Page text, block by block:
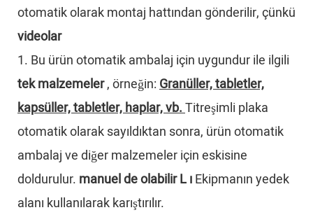
otomatik olarak montaj hattından gönderilir, çünkü
videolar
1. Bu ürün otomatik ambalaj için uygundurile ilgili
tek malzemeler, örneğin:Granüller, tabletler,
kapsüller, tabletler, haplar, vb.Titreşimli plaka
otomatik olarak sayıldıktan sonra, ürün otomatik
ambalaj ve diğer malzemeler için eskisine
doldurulur. manuel de olabilirLıEkipmanın yedek
alanı kullanılarak karıştırılır.